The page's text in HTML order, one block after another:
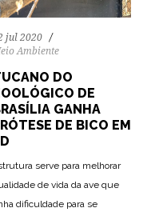
jul 2020
Ambiente
DO
DE
GANHA
DE BICO EM
serve para melhorar
de vida da ave que
dificuldade para se